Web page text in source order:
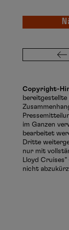
Copyright-
im Ganzen
bearbeitet
Dritte
nur mit
Lloyd
nicht